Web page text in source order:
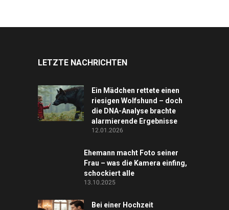
LETZTE NACHRICHTEN
Ein Mädchen rettete einen
riesigen Wolfshund – doch
die DNA-Analyse brachte
alarmierende Ergebnisse
12.01.2026
Ehemann macht Foto seiner
Frau – was die Kamera einfing,
schockiert alle
13.10.2025
Bei einer Hochzeit